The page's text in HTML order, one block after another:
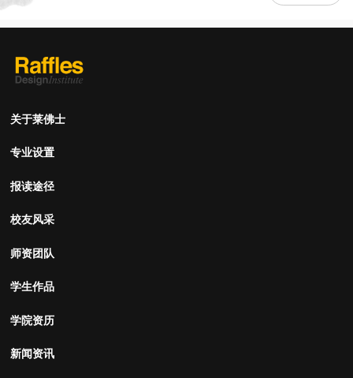
关于莱佛士
专业设置
报读途径
校友风采
师资团队
学生作品
学院资历
新闻资讯